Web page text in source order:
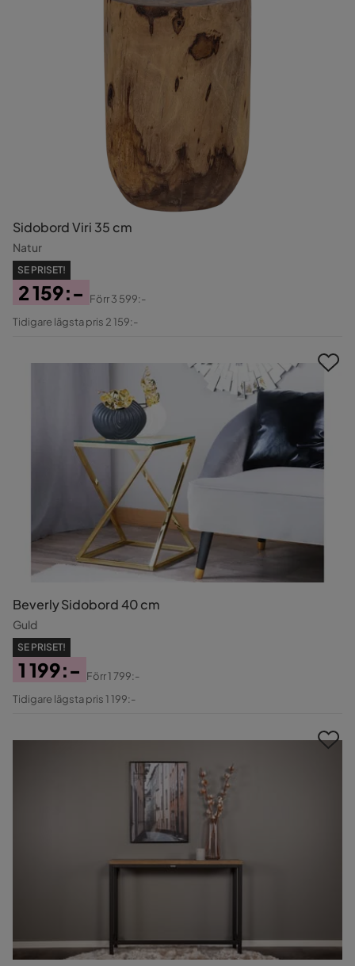
Sidobord Viri 35 cm
Natur
SE PRISET!
Pris
2 159:-
Original
Förr3 599:-
Tidigare lägsta pris 2 159:-
Beverly Sidobord 40 cm
Guld
SE PRISET!
Pris
1 199:-
Original
Förr1 799:-
Tidigare lägsta pris 1 199:-